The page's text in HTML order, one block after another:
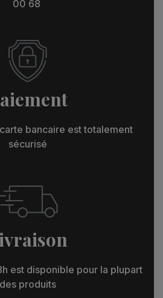
00 68
bancaire est totalement
sécurisé
est disponible pour la plupart
des produits